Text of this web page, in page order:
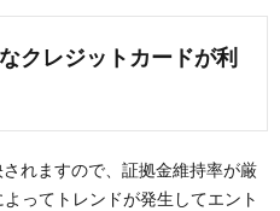
クレジットカードが利
れますので、証拠金維持率が厳
ってトレンドが発生してエント